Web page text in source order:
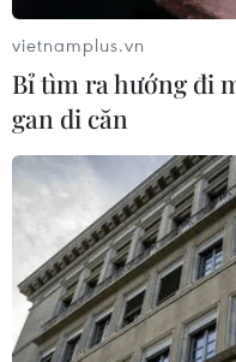
CƠ QUAN CHỦ QUẢN: THÔNG
Tổng Biên tập: TRẦN
Phó Tổng Biên tập:
vietnamplus.vn
Bỉ tìm ra hướng đi
gan di căn